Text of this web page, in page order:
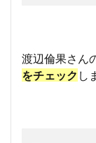
渡辺倫果さん
をチェック し